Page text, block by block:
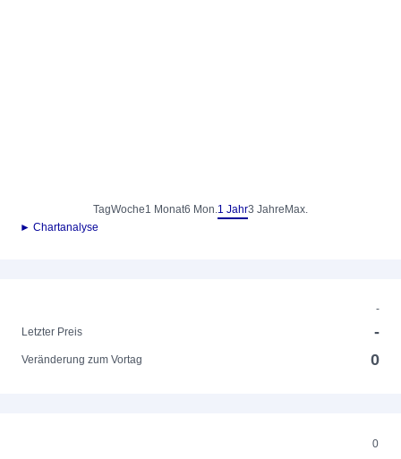
TagWoche1 Monat6 Mon.1 Jahr3 Jahre Max.
► Chartanalyse
-
Letzter Preis
-
Veränderung zum Vortag 0
0